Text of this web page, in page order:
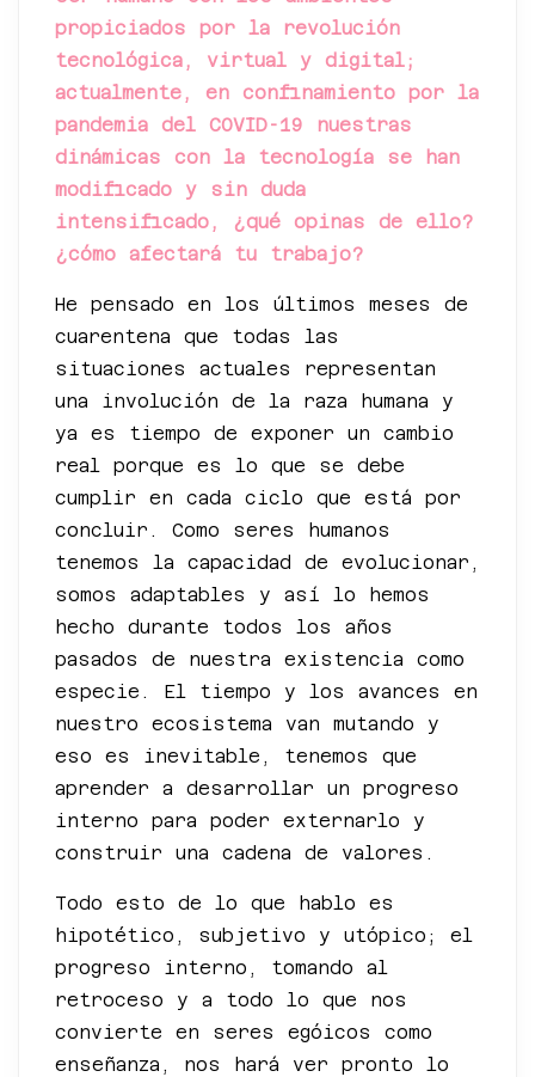
propiciados por la revolución
tecnológica, virtual y digital;
actualmente, en confinamiento por la
pandemia del COVID-19 nuestras
dinámicas con la tecnología se han
modificado y sin duda
intensificado, ¿qué opinas de ello?
¿cómo afectará tu trabajo?
He pensado en los últimos meses de
cuarentena que todas las
situaciones actuales representan
una involución de la raza humana y
ya es tiempo de exponer un cambio
real porque es lo que se debe
cumplir en cada ciclo que está por
concluir. Como seres humanos
tenemos la capacidad de evolucionar,
somos adaptables y así lo hemos
hecho durante todos los años
pasados de nuestra existencia como
especie. El tiempo y los avances en
nuestro ecosistema van mutando y
eso es inevitable, tenemos que
aprender a desarrollar un progreso
interno para poder externarlo y
construir una cadena de valores.
Todo esto de lo que hablo es
hipotético, subjetivo y utópico; el
progreso interno, tomando al
retroceso y a todo lo que nos
convierte en seres egóicos como
enseñanza, nos hará ver pronto lo